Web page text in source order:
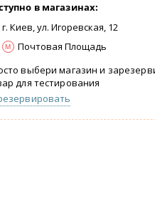
в магазинах:
г. Киев, ул. Игоревская, 12
Почтовая Площадь
выбери магазин и
для тестирования